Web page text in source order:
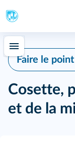
Faire le
Cosette,
et de la